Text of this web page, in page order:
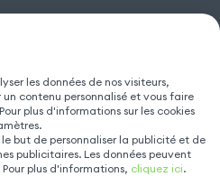
NOUS
les données de nos visiteurs,
contenu personnalisé et vous faire
plus d'informations sur les cookies
but de personnaliser la publicité et de
publicitaires. Les données peuvent
plus d'informations, cliquez ici.